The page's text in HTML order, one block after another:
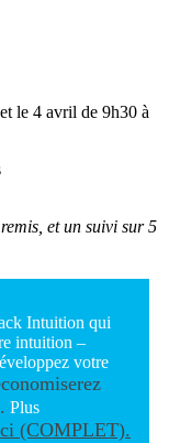
le 4 avril de 9h30 à
et un suivi sur 5
Intuition qui
intuition –
votre
Plus
(COMPLET).